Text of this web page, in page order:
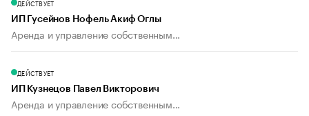
ДЕЙСТВУЕТ
ИП Гусейнов Нофель Акиф Оглы
Аренда и управление собственным...
ДЕЙСТВУЕТ
ИП Кузнецов Павел Викторович
Аренда и управление собственным...